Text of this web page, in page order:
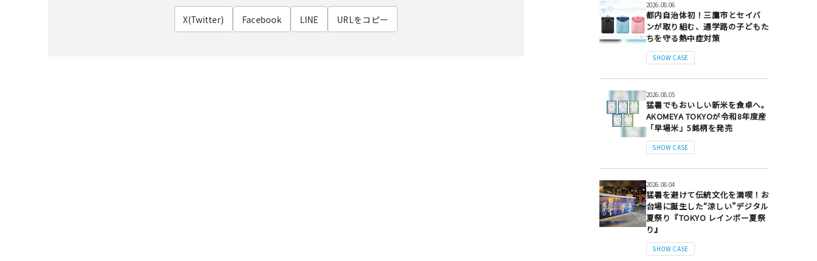
X(Twitter) Facebook LINE URLをコピー
2026.08.06
都内自治体初！三鷹市とセイバ
ンが取り組む、通学路の子どもた
ちを守る熱中症対策
SHOW CASE
2026.08.05
猛暑でもおいしい新米を食卓へ。
AKOMEYA TOKYOが令和8年度産
「早場米」5銘柄を発売
SHOW CASE
2026.08.04
猛暑を避けて伝統文化を満喫！お
台場に誕生した“涼しい”デジタル
夏祭り『TOKYO レインボー夏祭
り』
SHOW CASE